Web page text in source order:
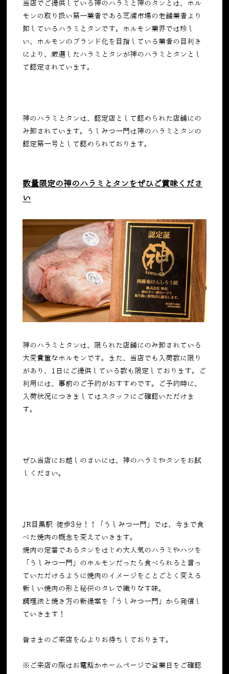
当店でご提供している神のハラミと神のタンとは、ホル
モンの取り扱い第一業者である芝浦市場の老舗業者より
卸しているハラミとタンです。ホルモン業界では珍し
い、ホルモンのブランド化を目指している業者の目利き
により、厳選したハラミとタンが神のハラミとタンとし
て認定されています。
神のハラミとタンは、認定店として認められた店舗にの
み卸されています。うしみつ一門は神のハラミとタンの
認定第一号として認められております。
数量限定の神のハラミとタンをぜひご賞味くださ
い
神のハラミとタンは、限られた店舗にのみ卸されている
大変貴重なホルモンです。また、当店でも入荷数に限り
があり、 1 日にご提供している数も限定しております。ご
利用には、事前のご予約がおすすめです。ご予約時に、
入荷状況につきましてはスタッフにご確認いただけま
す。
ぜひ当店にお越しのさいには、神のハラミやタンをお試
しください。
JR目黒駅 徒歩3分！！「うしみつ一門」では、今まで食
べた焼肉の概念を変えていきます。
焼肉の定番であるタンをはじめ大人気のハラミやハツを
「うしみつ一門」のホルモンだったら食べられると言っ
ていただけるように焼肉のイメージをことごとく変える
新しい焼肉の形と秘伝のタレで織りなす味。
調理法と焼き方の新提案を「うしみつ一門」から発信し
ていきます！
皆さまのご来店を心よりお待ちしております。
※ご来店の際はお電話かホームページで営業日をご確認